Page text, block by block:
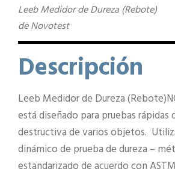
Leeb Medidor de Dureza (Rebote)
de Novotest
Descripción
Leeb Medidor de Dureza
está diseñado para pruebas rápidas
destructiva de varios objetos.
dinámico de prueba de dureza –